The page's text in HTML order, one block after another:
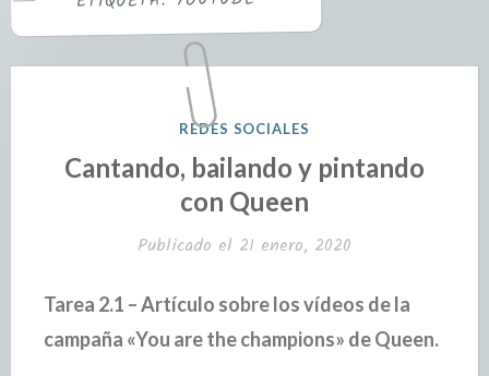
REDES SOCIALES
Cantando, bailando y pintando
con Queen
Publicado el 21 enero, 2020
Tarea 2.1 – Artículo sobre los vídeos de la
campaña «You are the champions» de Queen.